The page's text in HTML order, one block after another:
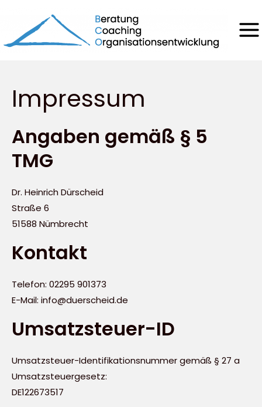
Impressum
Angaben gemäß § 5
TMG
Dr. Heinrich Dürscheid
Straße 6
51588 Nümbrecht
Kontakt
Telefon: 02295 901373
E-Mail: info@duerscheid.de
Umsatzsteuer-ID
Umsatzsteuer-Identifikationsnummer gemäß § 27 a
Umsatzsteuergesetz:
DE122673517